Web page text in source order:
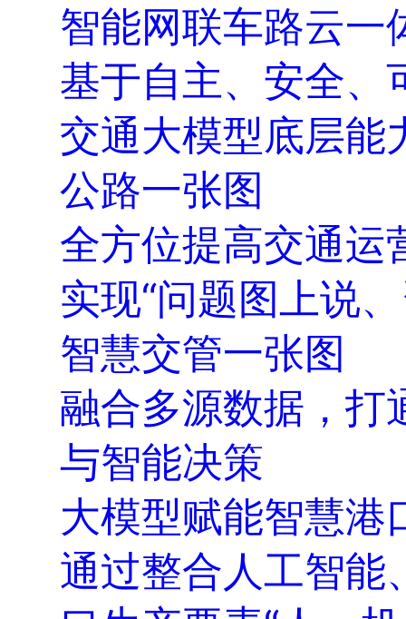
智能网联车路云一
基于自主、安全、
交通大模型底层能
公路一张图
全方位提高交通运
实现“问题图上说
智慧交管一张图
融合多源数据，打
与智能决策
大模型赋能智慧港
通过整合人工智能